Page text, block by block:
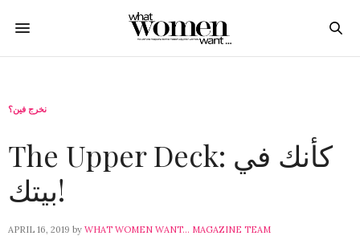
نخرج فين؟
The Upper Deck: كأنك في
بيتك!
APRIL 16, 2019 by WHAT WOMEN WANT... MAGAZINE TEAM